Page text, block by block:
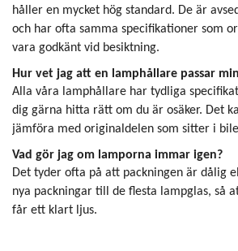
håller en mycket hög standard. De är
och har ofta samma specifikationer som
vara godkänt vid besiktning.
Hur vet jag att en lamphållare passar
Alla våra lamphållare har tydliga
dig gärna hitta rätt om du är osäker. Det
jämföra med originaldelen som sitter i
Vad gör jag om lamporna immar igen?
Det tyder ofta på att packningen är dålig
nya packningar till de flesta lampglas, så
får ett klart ljus.